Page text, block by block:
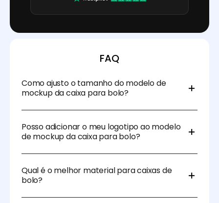
FAQ
Como ajusto o tamanho do modelo de
mockup da caixa para bolo?
personalizáveis. Basta inserir as dimensões do seu
bolo e ajustar o modelo para corresponder às suas
especificações usando as nossas ferramentas de
Posso adicionar o meu logotipo ao modelo
de mockup da caixa para bolo?
marca e outros gráficos para personalizar o modelo
e refletir a sua marca.
Qual é o melhor material para caixas de
bolo?